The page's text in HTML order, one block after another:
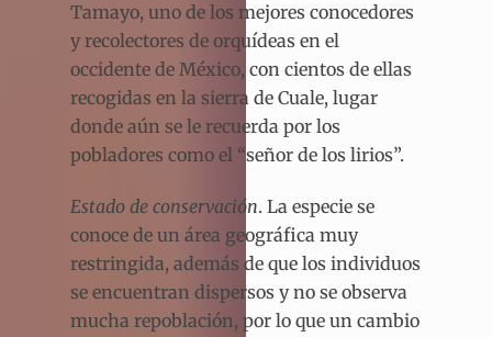
Tamayo, uno de los mejores conocedores
y recolectores de orquídeas en el
occidente de México, con cientos de ellas
recogidas en la sierra de Cuale, lugar
donde aún se le recuerda por los
pobladores como el “señor de los lirios”.
Estado de conservación. La especie se
conoce de un área geográfica muy
restringida, además de que los individuos
se encuentran dispersos y no se observa
mucha repoblación, por lo que un cambio